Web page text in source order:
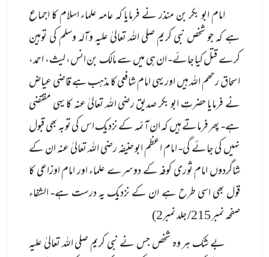
امام ابو بکر بن منذر نے فرمایا کہ عامہ علماء اسلام کا اجماع
ہے کہ جو شخص نبی کریم صلی الله تعالیٰ علیہ وآلہ وسلم کی توہین
کرے قتل کیا جائے- ان ہی میں سے مالک بن انس، لیث، احمد،
اسحاق رحھم الله ہیں اور یہی امام شافعی کا مذہب ہے قاضی عیاض
نے فرمایا حضرتِ ابو بکر صدیق رضی الله تعالیٰ عنہ کا یہی مقتضی
ہے- پھر فرماتے ہیں کہ ان آئمہ کے نزدیک اس کی توبہ بھی قبول
نہیں کی جائے گی- امام اعظم ابو حنیفہ رضی الله تعالیٰ عنہ ان کے
شاگردوں امام ثوری کوفہ کے دوسرے علماء اور امام اوزاعی کا
قول بھی اسی طرح ہے ان کے نزدیک یہ درست ہے- الشفاء
صفحہ نمبر 215/ جلد نمبر2)
بے شک ہر وہ شخص جس نے نبی کریم صلی الله تعالیٰ علیہ